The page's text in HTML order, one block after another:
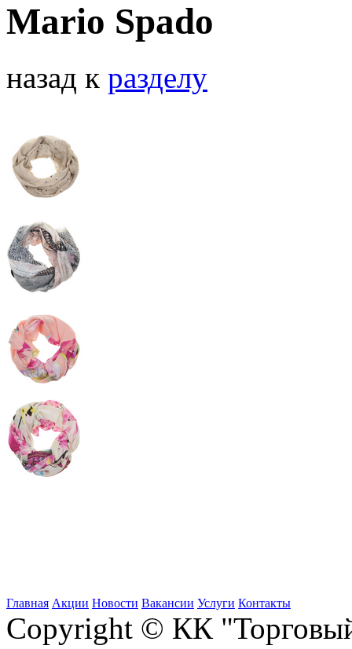
Mario Spado
назад к разделу
Главная Акции Новости Вакансии Услуги Контакты
Copyright © КК